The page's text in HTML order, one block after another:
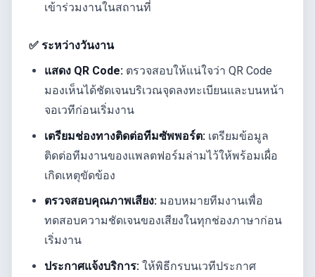
เข้าร่วมงานในสถานที่
✅ ระหว่างวันงาน
แสดง QR Code: ตรวจสอบให้แน่ใจว่า QR Code
มองเห็นได้ชัดเจนบริเวณจุดลงทะเบียนและบนหน้า
จอเวทีก่อนเริ่มงาน
เตรียมช่องทางติดต่อทีมซัพพอร์ต: เตรียมข้อมูล
ติดต่อทีมงานของแพลตฟอร์มล่ามไว้ให้พร้อมเผื่อ
เกิดเหตุขัดข้อง
ตรวจสอบคุณภาพเสียง: มอบหมายทีมงานเพื่อ
ทดสอบความชัดเจนของเสียงในทุกช่องภาษาก่อน
เริ่มงาน
ประกาศแจ้งบริการ: ให้พิธีกรบนเวทีประกาศ